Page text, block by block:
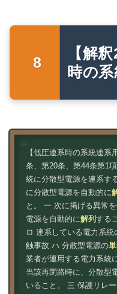
【解
時の
【低圧連系時の系統連系
条、第20条、第44条第1項
統に分散型電源を連系す
に分散型電源を自動的に
と。 一 次に掲げる異常
電源を自動的に解列 する
ロ 連系している電力系
触事故 ハ 分散型電源の
業者が運用する電力系統
当該再閉路時に、分散型
いること。 三 保護リレ